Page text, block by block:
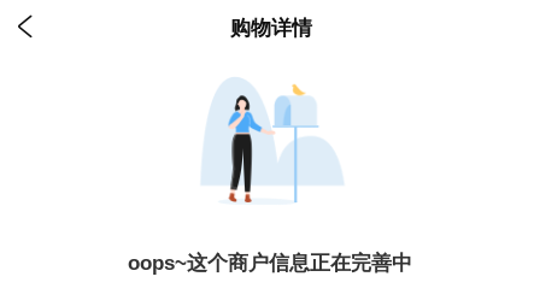
 购物详情
oops~这个商户信息正在完善中